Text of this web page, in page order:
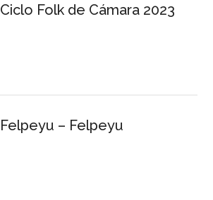
Ciclo Folk de Cámara 2023
Felpeyu – Felpeyu